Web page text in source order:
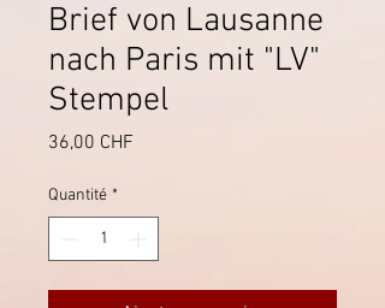
Brief von Lausanne
nach Paris mit "LV"
Stempel
36,00 CHF
Quantité *